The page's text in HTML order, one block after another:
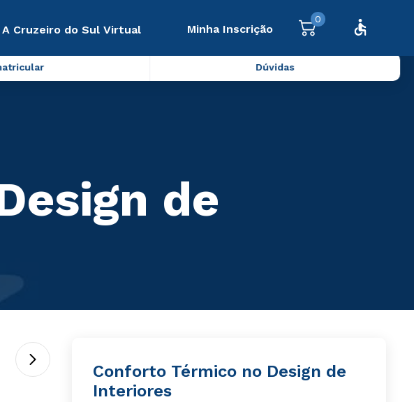
A Cruzeiro do Sul Virtual Minha Inscrição
0
Dúvidas
de
Conforto Térmico no Design de
Interiores